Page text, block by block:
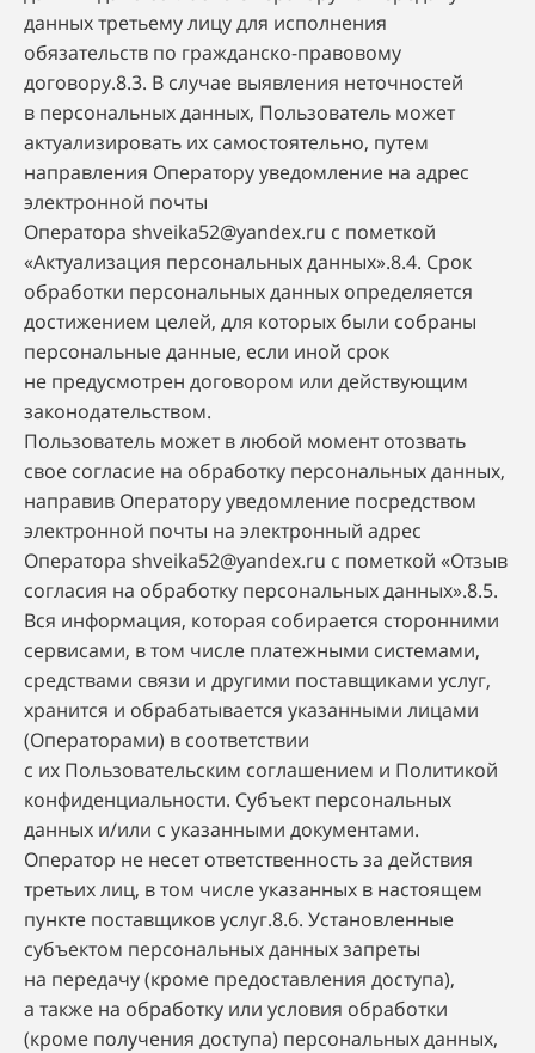
данных третьему лицу для исполнения
обязательств по гражданско-правовому
договору.8.3. В случае выявления неточностей
в персональных данных, Пользователь может
актуализировать их самостоятельно, путем
направления Оператору уведомление на адрес
электронной почты
Оператора shveika52@yandex.ru с пометкой
«Актуализация персональных данных».8.4. Срок
обработки персональных данных определяется
достижением целей, для которых были собраны
персональные данные, если иной срок
не предусмотрен договором или действующим
законодательством.
Пользователь может в любой момент отозвать
свое согласие на обработку персональных данных,
направив Оператору уведомление посредством
электронной почты на электронный адрес
Оператора shveika52@yandex.ru с пометкой «Отзыв
согласия на обработку персональных данных».8.5.
Вся информация, которая собирается сторонними
сервисами, в том числе платежными системами,
средствами связи и другими поставщиками услуг,
хранится и обрабатывается указанными лицами
(Операторами) в соответствии
с их Пользовательским соглашением и Политикой
конфиденциальности. Субъект персональных
данных и/или с указанными документами.
Оператор не несет ответственность за действия
третьих лиц, в том числе указанных в настоящем
пункте поставщиков услуг.8.6. Установленные
субъектом персональных данных запреты
на передачу (кроме предоставления доступа),
а также на обработку или условия обработки
(кроме получения доступа) персональных данных,